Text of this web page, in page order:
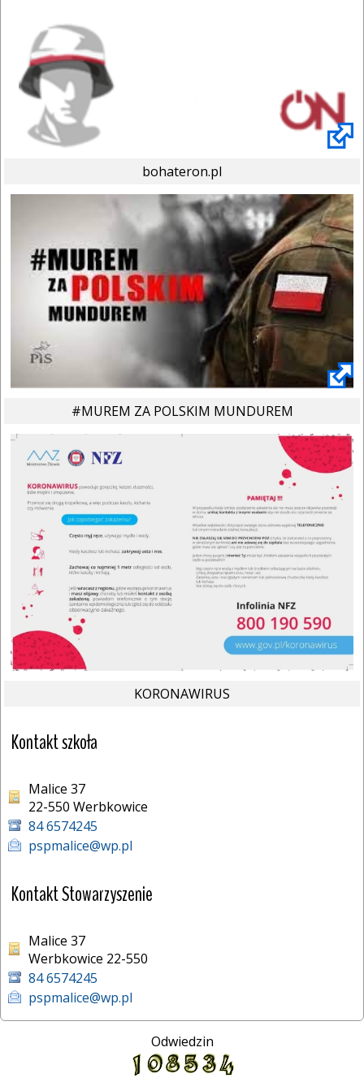
bohateron.pl
#MUREM ZA POLSKIM MUNDUREM
KORONAWIRUS
Kontakt szkoła
Malice 37
22-550 Werbkowice
84 6574245
pspmalice@wp.pl
Kontakt Stowarzyszenie
Malice 37
Werbkowice 22-550
84 6574245
pspmalice@wp.pl
Odwiedzin